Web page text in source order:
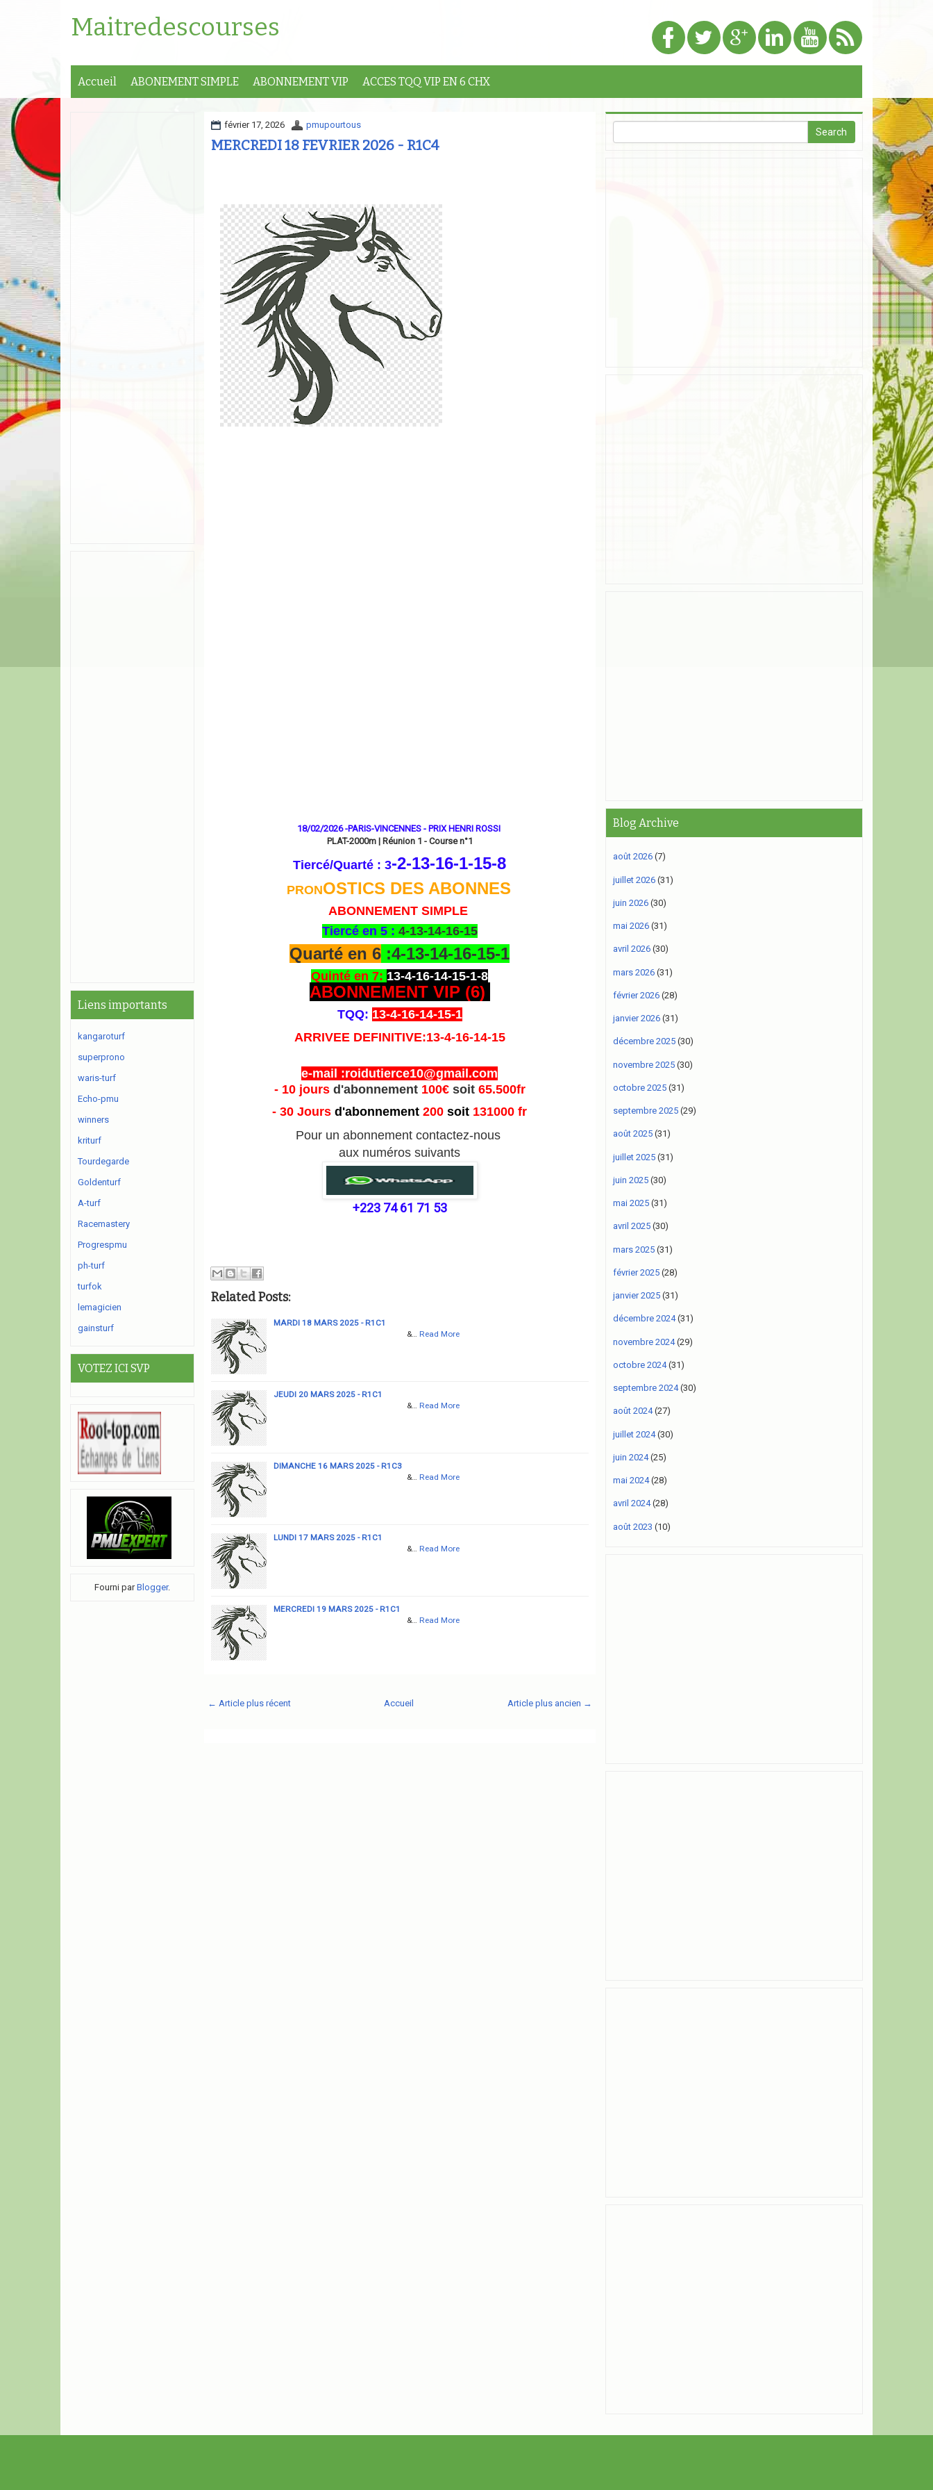
Maitredescourses
Accueil ABONEMENT SIMPLE ABONNEMENT VIP ACCES TQQ VIP EN 6 CHX
février 17, 2026 pmupourtous
MERCREDI 18 FEVRIER 2026 - R1C4
18/02/2026 -PARIS-VINCENNES - PRIX HENRI ROSSI
PLAT-2000m | Réunion 1 - Course n°1
Tiercé/Quarté : 3-2-13-16-1-15-8
PRONOSTICS DES ABONNES
ABONNEMENT SIMPLE
Tiercé en 5 : 4-13-14-16-15
Quarté en 6 :4-13-14-16-15-1
Quinté en 7: 13-4-16-14-15-1-8
ABONNEMENT VIP (6)
TQQ: 13-4-16-14-15-1
ARRIVEE DEFINITIVE:13-4-16-14-15
e-mail :roidutierce10@gmail.com
- 10 jours d'abonnement 100€ soit 65.500fr
- 30 Joursd'abonnement 200soit 131000 fr
Pour un abonnement contactez-nous
aux numéros suivants
+223 74 61 71 53
Related Posts:
MARDI 18 MARS 2025 - R1C1
&…
Read More
JEUDI 20 MARS 2025 - R1C1
&…
Read More
DIMANCHE 16 MARS 2025 - R1C3
&…
Read More
LUNDI 17 MARS 2025 - R1C1
&…
Read More
MERCREDI 19 MARS 2025 - R1C1
&…
Read More
← Article plus récent Article plus ancien →
Accueil
Liens importants
kangaroturf
superprono
waris-turf
Echo-pmu
winners
kriturf
Tourdegarde
Goldenturf
A-turf
Racemastery
Progrespmu
ph-turf
turfok
lemagicien
gainsturf
VOTEZ ICI SVP
Fourni parBlogger.
Blog Archive
août 2026(7)
juillet 2026(31)
juin 2026(30)
mai 2026(31)
avril 2026(30)
mars 2026(31)
février 2026(28)
janvier 2026(31)
décembre 2025(30)
novembre 2025(30)
octobre 2025(31)
septembre 2025(29)
août 2025(31)
juillet 2025(31)
juin 2025(30)
mai 2025(31)
avril 2025(30)
mars 2025(31)
février 2025(28)
janvier 2025(31)
décembre 2024(31)
novembre 2024(29)
octobre 2024(31)
septembre 2024(30)
août 2024(27)
juillet 2024(30)
juin 2024(25)
mai 2024(28)
avril 2024(28)
août 2023 (10)